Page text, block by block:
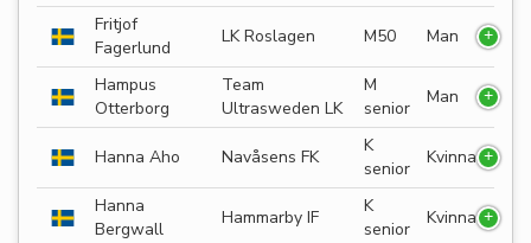
Fritjof
Fagerlund
LK Roslagen M50 Man
Hampus
Otterborg
Team
Ultrasweden LK
M
senior
Man
Hanna Aho Navåsens FK
K
senior
Kvinna
Hanna
Bergwall
Hammarby IF
K
senior
Kvinna